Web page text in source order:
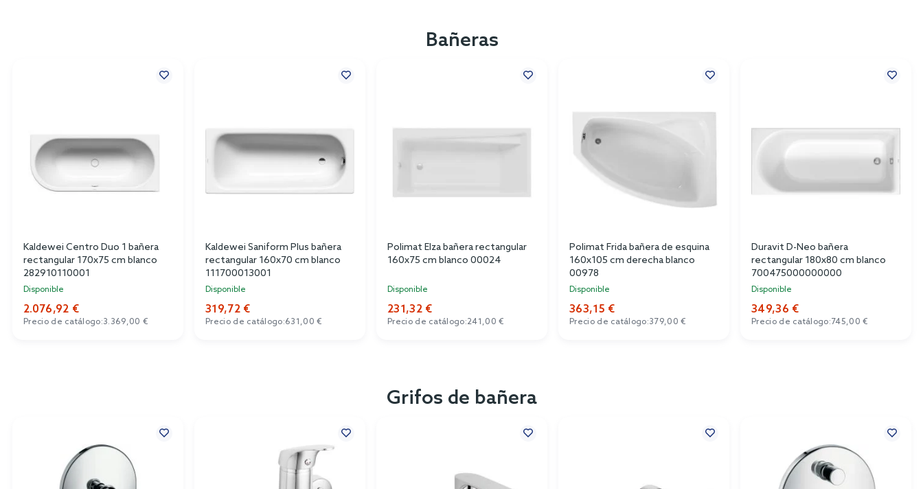
Bañeras
Kaldewei Centro Duo 1 bañera
rectangular 170x75 cm blanco
282910110001
Disponible
2.076,92 €
Precio de catálogo:3.369,00 €
Kaldewei Saniform Plus bañera
rectangular 160x70 cm blanco
111700013001
Disponible
319,72 €
Precio de catálogo:631,00 €
Polimat Elza bañera rectangular
160x75 cm blanco 00024
Disponible
231,32 €
Precio de catálogo:241,00 €
Polimat Frida bañera de esquina
160x105 cm derecha blanco
00978
Disponible
363,15 €
Precio de catálogo:379,00 €
Duravit D-Neo bañera
rectangular 180x80 cm blanco
700475000000000
Disponible
349,36 €
Precio de catálogo: 745,00 €
Grifos de bañera